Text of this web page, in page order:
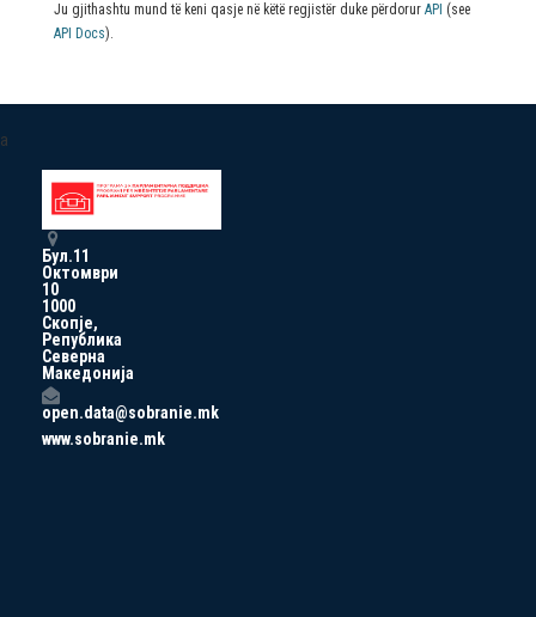
Ju gjithashtu mund të keni qasje në këtë regjistër duke përdorur API (see
API Docs).
a
Бул.11
Октомври
10
1000
Скопје,
Република
Северна
Македонија
open.data@sobranie.mk
www.sobranie.mk